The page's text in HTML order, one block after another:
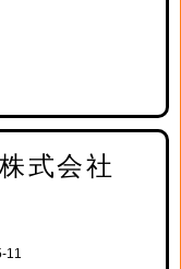
式会社
11